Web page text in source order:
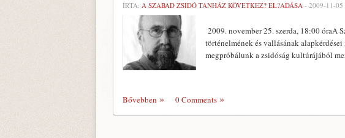
ÍRTA: A SZABAD ZSIDÓ TANHÁZ KÖVETKEZ? EL?ADÁSA - 2009-11-05
2009. november 25. szerda, 18:00 óraA
történelmének és vallásának
megpróbálunk a zsidóság kultúrájából
Bővebben 0 Comments